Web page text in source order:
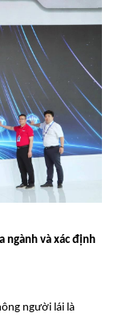
ngành và xác định
người lái là